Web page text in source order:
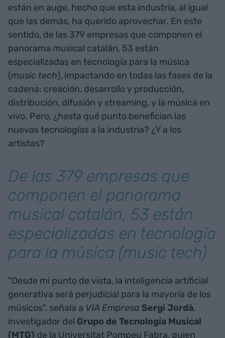
están en auge, hecho que esta industria, al igual
que las demás, ha querido aprovechar. En este
sentido, de las 379 empresas que componen el
panorama musical catalán, 53 están
especializadas en tecnología para la música
(music tech), impactando en todas las fases de la
cadena: creación, desarrollo y producción,
distribución, difusión y streaming, y la música en
vivo. Pero, ¿hasta qué punto benefician las
nuevas tecnologías a la industria? ¿Y a los
artistas?
De las 379 empresas que
componen el panorama
musical catalán, 53 están
especializadas en tecnología
para la música (music tech)
"Desde mi punto de vista, la inteligencia artificial
generativa será perjudicial para la mayoría de los
músicos", señala a VIA Empresa Sergi Jordà,
investigador del Grupo de Tecnología Musical
(MTG) de la Universitat Pompeu Fabra, quien